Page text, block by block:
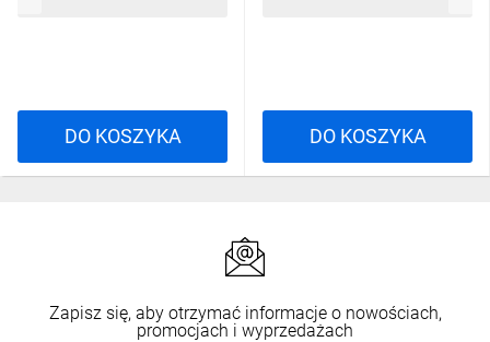
DO KOSZYKA DO KOSZYKA
Zapisz się, aby otrzymać informacje o nowościach,
promocjach i wyprzedażach